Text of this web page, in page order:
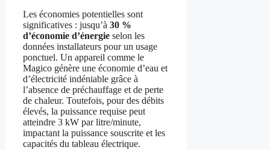
Les économies potentielles sont
significatives : jusqu’à 30 %
d’économie d’énergie selon les
données installateurs pour un usage
ponctuel. Un appareil comme le
Magico génère une économie d’eau et
d’électricité indéniable grâce à
l’absence de préchauffage et de perte
de chaleur. Toutefois, pour des débits
élevés, la puissance requise peut
atteindre 3 kW par litre/minute,
impactant la puissance souscrite et les
capacités du tableau électrique.